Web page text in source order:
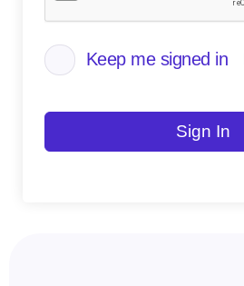
Keep me signed in
Sign In